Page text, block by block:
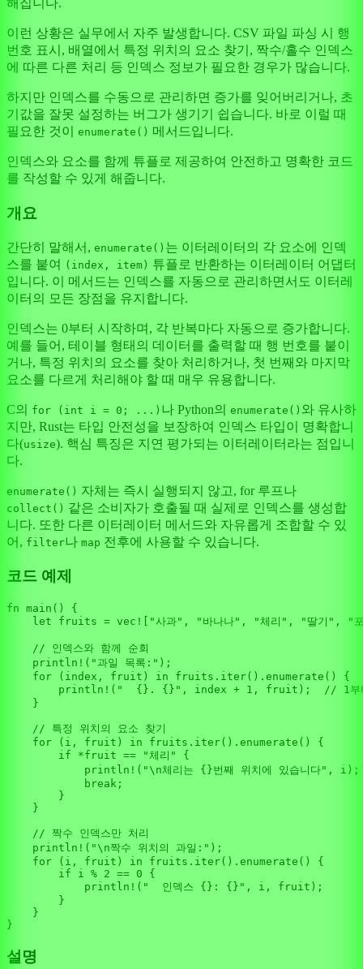
해집니다.
이런 상황은 실무에서 자주 발생합니다. CSV 파일 파싱 시 행
번호 표시, 배열에서 특정 위치의 요소 찾기, 짝수/홀수 인덱스
에 따른 다른 처리 등 인덱스 정보가 필요한 경우가 많습니다.
하지만 인덱스를 수동으로 관리하면 증가를 잊어버리거나, 초
기값을 잘못 설정하는 버그가 생기기 쉽습니다. 바로 이럴 때
필요한 것이
enumerate() 메서드입니다.
인덱스와 요소를 함께 튜플로 제공하여 안전하고 명확한 코드
를 작성할 수 있게 해줍니다.
개요
간단히 말해서, enumerate() 는 이터레이터의 각 요소에 인덱
스를 붙여 (index, item) 튜플로 반환하는 이터레이터 어댑터
입니다. 이 메서드는 인덱스를 자동으로 관리하면서도 이터레
이터의 모든 장점을 유지합니다.
인덱스는 0부터 시작하며, 각 반복마다 자동으로 증가합니다.
예를 들어, 테이블 형태의 데이터를 출력할 때 행 번호를 붙이
거나, 특정 위치의 요소를 찾아 처리하거나, 첫 번째와 마지막
요소를 다르게 처리해야 할 때 매우 유용합니다.
C의 for (int i = 0; ...) 나 Python의 enumerate() 와 유사하
지만, Rust는 타입 안전성을 보장하여 인덱스 타입이 명확합니
다(usize). 핵심 특징은 지연 평가되는 이터레이터라는 점입니
다.
enumerate() 자체는 즉시 실행되지 않고, for 루프나
collect() 같은 소비자가 호출될 때 실제로 인덱스를 생성합
니다. 또한 다른 이터레이터 메서드와 자유롭게 조합할 수 있
어, filter나 map 전후에 사용할 수 있습니다.
코드 예제
fn main () {
let
fruits = vec! "사과" , "바나나" , "체리" , "딸기" , "
// 인덱스와 함께 순회
println! ( "과일 목록:" );
for (index, fruit) in fruits. iter(). enumerate () {
println! ( "  {}. {}" , index + 1 , fruit); // 1부
    }
// 특정 위치의 요소 찾기
for (i, fruit) in fruits. iter(). enumerate () {
if *fruit == "체리"
{
println! ( "\n체리는 {}번째 위치에 있습니다" , i);
break ;
        }
    }
// 짝수 인덱스만 처리
println! ( "\n짝수 위치의 과일:" );
for (i, fruit) in fruits. iter(). enumerate () {
if i % 2 == 0 {
println! ( "  인덱스 {}: {}" , i, fruit);
        }
    }
설명